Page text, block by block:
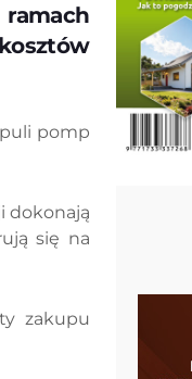
puli pomp
dokonają
się na
zakupu